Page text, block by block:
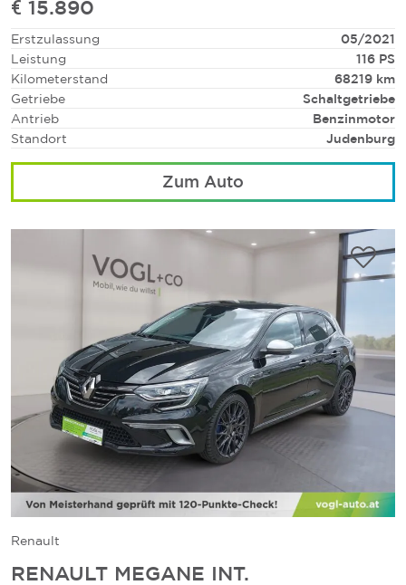
€ 15.890
Erstzulassung
05/2021
Leistung
116 PS
Kilometerstand
68219 km
Getriebe
Schaltgetriebe
Antrieb
Benzinmotor
Standort
Judenburg
Zum Auto
Renault
RENAULT MEGANE INT.